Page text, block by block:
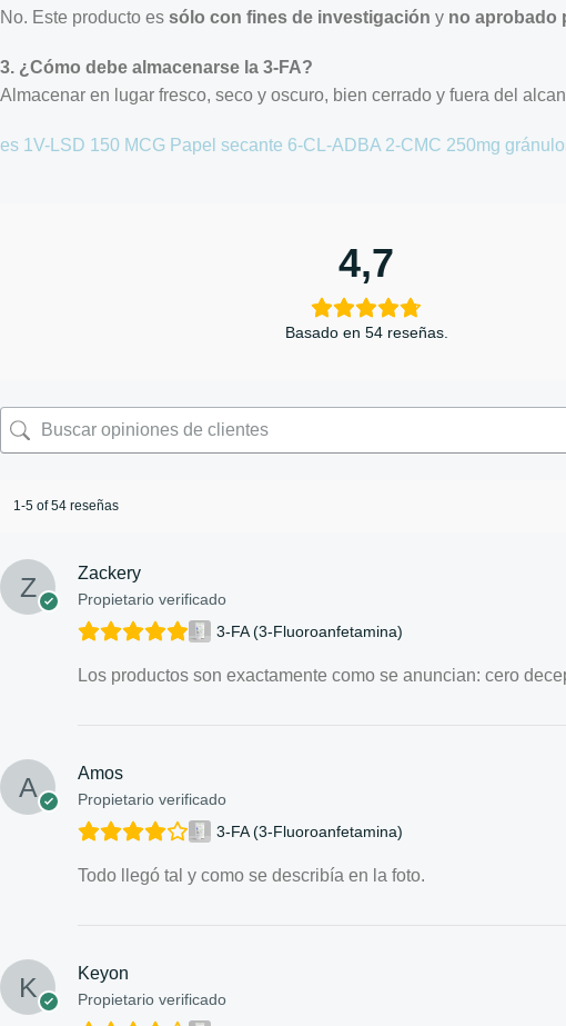
No. Este producto es sólo con fines de investigación y no aprobado
3. ¿Cómo debe almacenarse la 3-FA?
Almacenar en lugar fresco, seco y oscuro, bien cerrado y fuera del
es 1V-LSD 150 MCG Papel secante 6-CL-ADBA 2-CMC 250mg
4,7
Basado en 54 reseñas.
1-5 of 54 reseñas
Zackery
Propietario verificado
3-FA (3-Fluoroanfetamina)
Los productos son exactamente como se anuncian: cero
Amos
Propietario verificado
3-FA (3-Fluoroanfetamina)
Todo llegó tal y como se describía en la foto.
Keyon
Propietario verificado